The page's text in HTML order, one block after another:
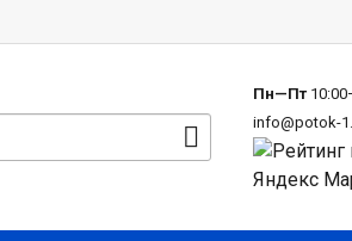
Пн—Пт
info@potok-